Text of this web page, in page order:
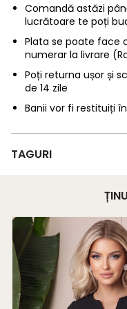
Comandă astăzi
lucrătoare te poți
Plata se poate face
numerar la livrare
Poți returna ușor și
de 14 zile
Banii vor fi restituiți
TAGURI